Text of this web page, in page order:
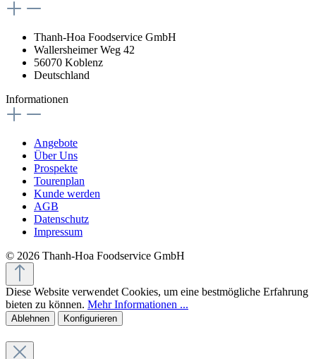
Thanh-Hoa Foodservice GmbH
Wallersheimer Weg 42
56070 Koblenz
Deutschland
Informationen
Angebote
Über Uns
Prospekte
Tourenplan
Kunde werden
AGB
Datenschutz
Impressum
© 2026 Thanh-Hoa Foodservice GmbH
Diese Website verwendet Cookies, um eine bestmögliche Erfahrung
bieten zu können. Mehr Informationen ...
Ablehnen Konfigurieren